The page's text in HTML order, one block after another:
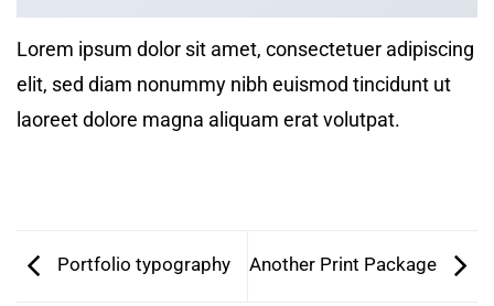
Lorem ipsum dolor sit amet, consectetuer adipiscing
elit, sed diam nonummy nibh euismod tincidunt ut
laoreet dolore magna aliquam erat volutpat.
Portfolio typography Another Print Package